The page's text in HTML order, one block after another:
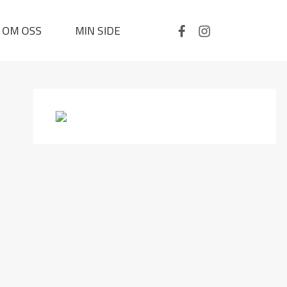
OM OSS MIN SIDE